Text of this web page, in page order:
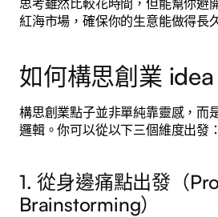
思考雖然比較花時間，但能幫你避
紅海市場，確保你的生意能做得長
如何構思創業 idea
構思創業點子並非單純靠靈感，而
邏輯。你可以從以下三個維度出發：
1. 從身邊痛點出發（
Brainstorming）